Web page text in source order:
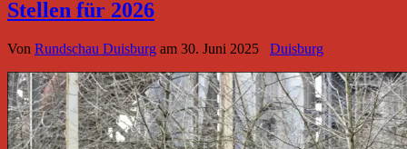
Stellen für 2026
Von Rundschau Duisburg am 30. Juni 2025 Duisburg